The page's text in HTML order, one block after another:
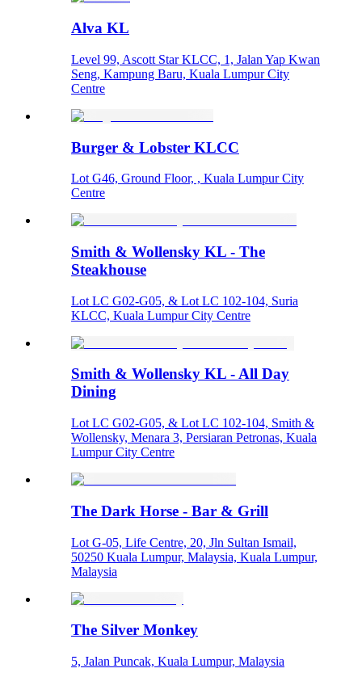
Alva KL
Level 99, Ascott Star KLCC, 1, Jalan Yap Kwan
Seng, Kampung Baru, Kuala Lumpur City
Centre
Burger & Lobster KLCC
Lot G46, Ground Floor, , Kuala Lumpur City
Centre
Smith & Wollensky KL - The
Steakhouse
Lot LC G02-G05, & Lot LC 102-104, Suria
KLCC, Kuala Lumpur City Centre
Smith & Wollensky KL - All Day
Dining
Lot LC G02-G05, & Lot LC 102-104, Smith &
Wollensky, Menara 3, Persiaran Petronas, Kuala
Lumpur City Centre
The Dark Horse - Bar & Grill
Lot G-05, Life Centre, 20, Jln Sultan Ismail,
50250 Kuala Lumpur, Malaysia, Kuala Lumpur,
Malaysia
The Silver Monkey
5, Jalan Puncak, Kuala Lumpur, Malaysia